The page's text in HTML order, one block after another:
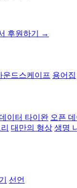
후원하기 →
운드스케이프 용어집
이터 타이완 오픈
대만의 형상 생명
선언